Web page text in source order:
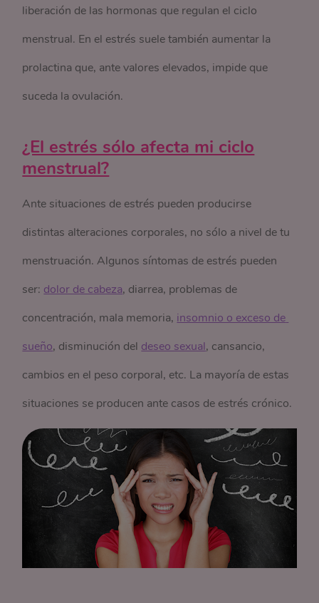
liberación de las hormonas que regulan el ciclo
menstrual. En el estrés suele también aumentar la
prolactina que, ante valores elevados, impide que
suceda la ovulación.
¿El estrés sólo afecta mi ciclo
menstrual?
Ante situaciones de estrés pueden producirse
distintas alteraciones corporales, no sólo a nivel de tu
menstruación. Algunos síntomas de estrés pueden
ser: dolor de cabeza, diarrea, problemas de
concentración, mala memoria, insomnio o exceso de
sueño, disminución del deseo sexual, cansancio,
cambios en el peso corporal, etc. La mayoría de estas
situaciones se producen ante casos de estrés crónico.